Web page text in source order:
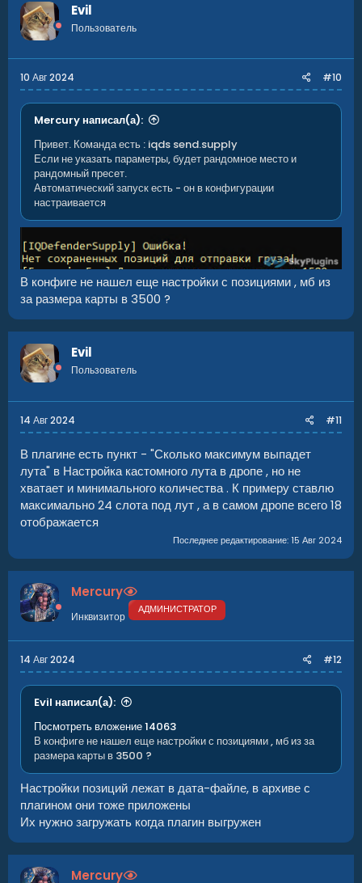
Evil
Пользователь
10 Авг 2024 #10
Mercury написал(а):
Привет. Команда есть : iqds send.supply
Если не указать параметры, будет рандомное место и
рандомный пресет.
Автоматический запуск есть - он в конфигурации
настраивается
В конфиге не нашел еще настройки с позициями , мб из
за размера карты в 3500 ?
Evil
Пользователь
14 Авг 2024 #11
В плагине есть пункт - "Сколько максимум выпадет
лута" в Настройка кастомного лута в дропе , но не
хватает и минимального количества . К примеру ставлю
максимально 24 слота под лут , а в самом дропе всего 18
отображается
Последнее редактирование:15 Авг 2024
Mercury
Инквизитор АДМИНИСТРАТОР
14 Авг 2024 #12
Evil написал(а):
Посмотреть вложение 14063
В конфиге не нашел еще настройки с позициями , мб из за
размера карты в 3500 ?
Настройки позиций лежат в дата-файле, в архиве с
плагином они тоже приложены
Их нужно загружать когда плагин выгружен
Mercury